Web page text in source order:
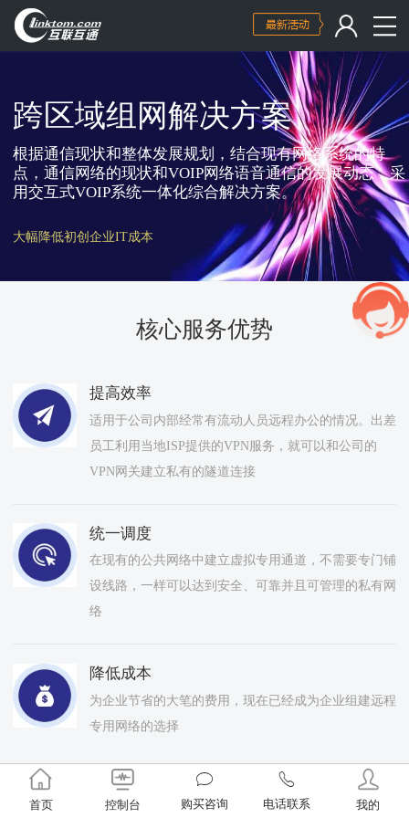
跨区域组网解决方案
根据通信现状和整体发展规划，结合现有网络系统的特
点，通信网络的现状和VOIP网络语音通信的发展动态，采
用交互式VOIP系统一体化综合解决方案。
大幅降低初创企业IT成本
核心服务优势
提高效率
适用于公司内部经常有流动人员远程办公的情况。出差
员工利用当地ISP提供的VPN服务，就可以和公司的
VPN网关建立私有的隧道连接
统一调度
在现有的公共网络中建立虚拟专用通道，不需要专门铺
设线路，一样可以达到安全、可靠并且可管理的私有网
络
降低成本
为企业节省的大笔的费用，现在已经成为企业组建远程
专用网络的选择
首页 控制台 购买咨询 电话联系 我的